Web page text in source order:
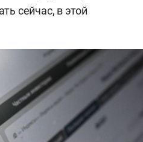
сейчас, в этой